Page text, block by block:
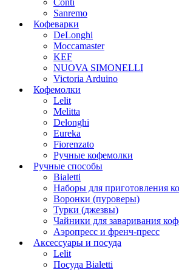
Conti
Sanremo
Кофеварки
DeLonghi
Moccamaster
KEF
NUOVA SIMONELLI
Victoria Arduino
Кофемолки
Lelit
Melitta
Delonghi
Eureka
Fiorenzato
Ручные кофемолки
Ручные способы
Bialetti
Наборы для приготовления
Воронки (пуроверы)
Турки (джезвы)
Чайники для заваривания
Аэропресс и френч-пресс
Аксессуары и посуда
Lelit
Посуда Bialetti